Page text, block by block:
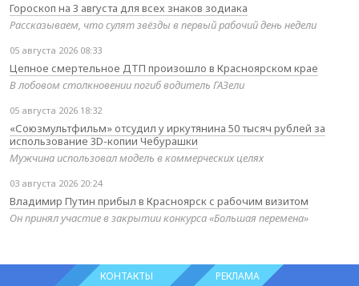
Гороскоп на 3 августа для всех знаков зодиака
Рассказываем, что сулят звёзды в первый рабочий день недели
05 августа 2026 08:33
Цепное смертельное ДТП произошло в Красноярском крае
В лобовом столкновении погиб водитель ГАЗели
05 августа 2026 18:32
«Союзмультфильм» отсудил у иркутянина 50 тысяч рублей за
использование 3D-копии Чебурашки
Мужчина использовал модель в коммерческих целях
03 августа 2026 20:24
Владимир Путин прибыл в Красноярск с рабочим визитом
Он принял участие в закрытии конкурса «Большая перемена»
КОНТАКТЫ РЕКЛАМА